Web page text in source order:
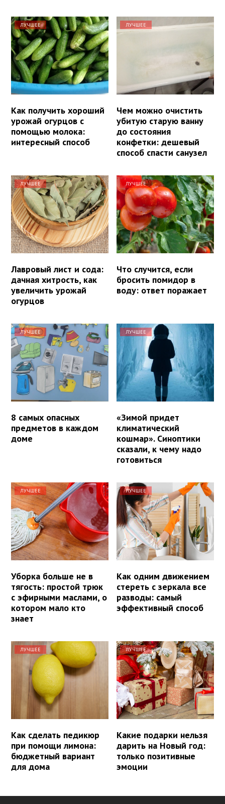
ЛУЧШЕЕ
Как получить хороший
урожай огурцов с
помощью молока:
интересный способ
ЛУЧШЕЕ
Чем можно очистить
убитую старую ванну
до состояния
конфетки: дешевый
способ спасти санузел
ЛУЧШЕЕ
Лавровый лист и сода:
дачная хитрость, как
увеличить урожай
огурцов
ЛУЧШЕЕ
Что случится, если
бросить помидор в
воду: ответ поражает
ЛУЧШЕЕ
8 самых опасных
предметов в каждом
доме
ЛУЧШЕЕ
«Зимой придет
климатический
кошмар». Синоптики
сказали, к чему надо
готовиться
ЛУЧШЕЕ
Уборка больше не в
тягость: простой трюк
с эфирными маслами, о
котором мало кто
знает
ЛУЧШЕЕ
Как одним движением
стереть с зеркала все
разводы: самый
эффективный способ
ЛУЧШЕЕ
Как сделать педикюр
при помощи лимона:
бюджетный вариант
для дома
ЛУЧШЕЕ
Какие подарки нельзя
дарить на Новый год:
только позитивные
эмоции